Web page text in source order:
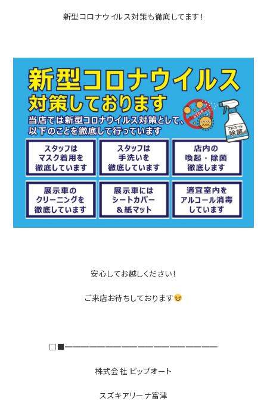
新型コロナウイルス対策も徹底してます！
安心してお越しください！
ご来店お待ちしております
□■━━━━━━━━━━━━━━━━━━━
株式会社 ビップオート
スズキアリーナ富津